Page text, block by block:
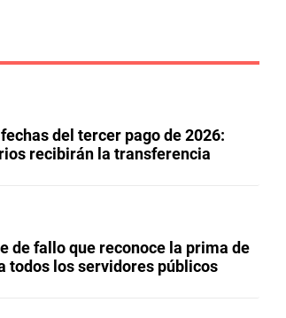
del tercer pago de 2026:
recibirán la transferencia
de fallo que reconoce la prima de
todos los servidores públicos